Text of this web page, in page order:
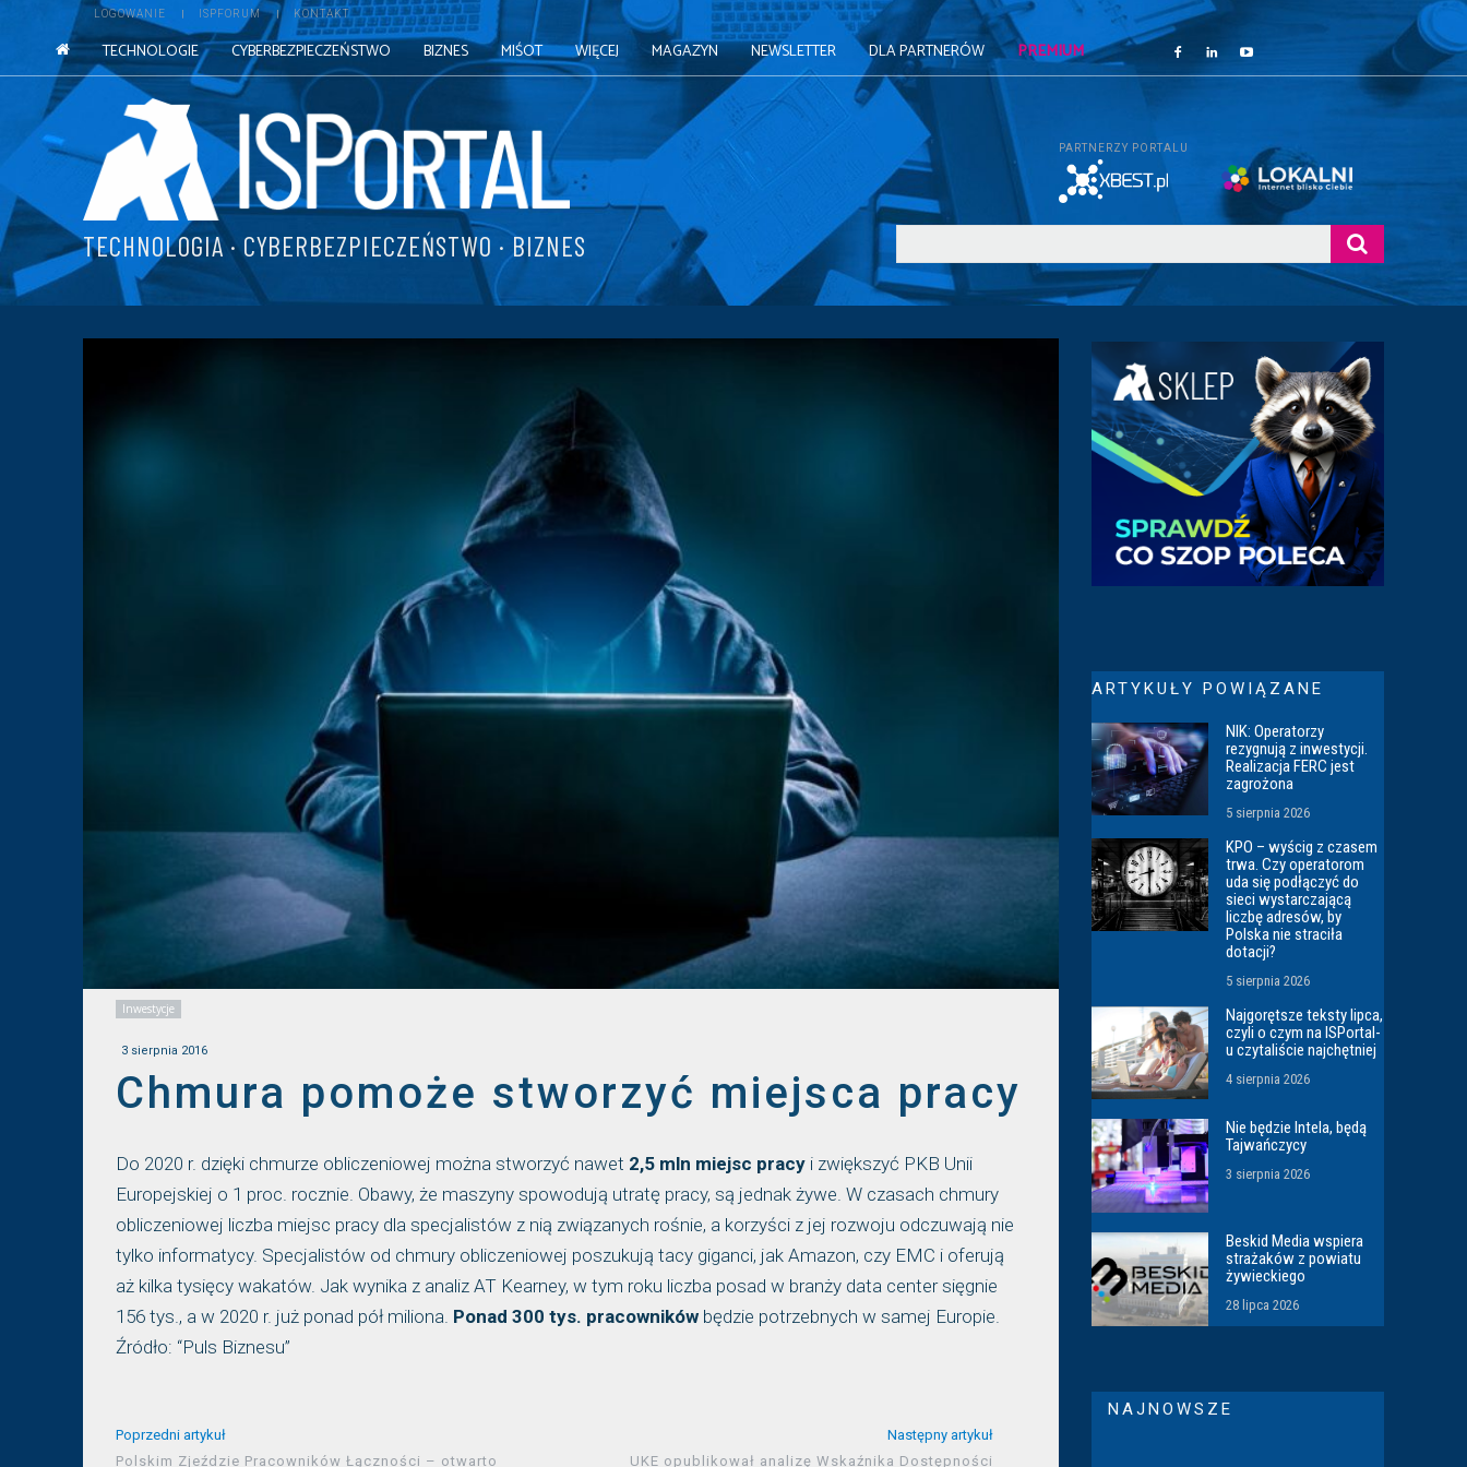
LOGOWANIE ISPFORUM KONTAKT
TECHNOLOGIE CYBERBEZPIECZEŃSTWO BIZNES MIŚOT WIĘCEJ MAGAZYN NEWSLETTER DLA PARTNERÓW PREMIUM
TECHNOLOGIA · CYBERBEZPIECZEŃSTWO · BIZNES
PARTNERZY PORTALU
Inwestycje
3 sierpnia 2016
Chmura pomoże stworzyć miejsca pracy
Do 2020 r. dzięki chmurze obliczeniowej można stworzyć nawet 2,5 mln miejsc pracy i zwiększyć PKB Unii
Europejskiej o 1 proc. rocznie. Obawy, że maszyny spowodują utratę pracy, są jednak żywe. W czasach chmury
obliczeniowej liczba miejsc pracy dla specjalistów z nią związanych rośnie, a korzyści z jej rozwoju odczuwają nie
tylko informatycy. Specjalistów od chmury obliczeniowej poszukują tacy giganci, jak Amazon, czy EMC i oferują
aż kilka tysięcy wakatów. Jak wynika z analiz AT Kearney, w tym roku liczba posad w branży data center sięgnie
156 tys., a w 2020 r. już ponad pół miliona. Ponad 300 tys. pracowników będzie potrzebnych w samej Europie.
Źródło: “Puls Biznesu”
Poprzedni artykuł
Polskim Zjeździe Pracowników Łączności – otwarto
Następny artykuł
UKE opublikował analizę Wskaźnika Dostępności
ARTYKUŁY POWIĄZANE
NIK: Operatorzy
rezygnują z inwestycji.
Realizacja FERC jest
zagrożona
5 sierpnia 2026
KPO – wyścig z czasem
trwa. Czy operatorom
uda się podłączyć do
sieci wystarczającą
liczbę adresów, by
Polska nie straciła
dotacji?
5 sierpnia 2026
Najgorętsze teksty lipca,
czyli o czym na ISPortal-
u czytaliście najchętniej
4 sierpnia 2026
Nie będzie Intela, będą
Tajwańczycy
3 sierpnia 2026
Beskid Media wspiera
strażaków z powiatu
żywieckiego
28 lipca 2026
NAJNOWSZE